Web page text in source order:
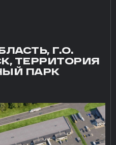
Г.О.
ТЕРРИТОРИЯ
ПАРК